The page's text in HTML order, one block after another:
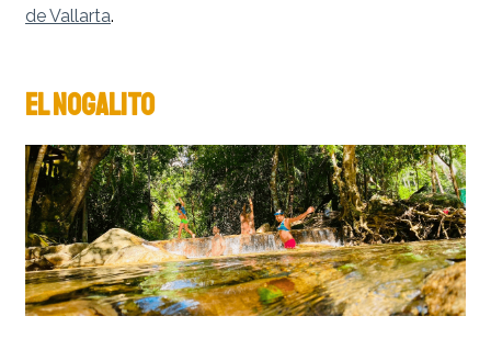
de Vallarta.
EL NOGALITO